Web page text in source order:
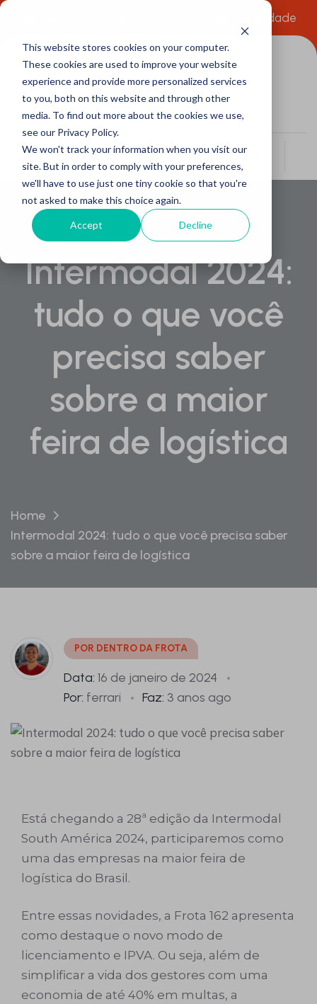
This website stores cookies on your computer.
These cookies are used to improve your website
experience and provide more personalized services
to you, both on this website and through other
media. To find out more about the cookies we use,
see our Privacy Policy.
We won't track your information when you visit our
site. But in order to comply with your preferences,
we'll have to use just one tiny cookie so that you're
not asked to make this choice again.
Accept Decline
Política de Privacidade
Buscar
Intermodal 2024:
tudo o que você
precisa saber
sobre a maior
feira de logística
Home
Intermodal 2024: tudo o que você precisa saber
sobre a maior feira de logística
POR DENTRO DA FROTA
Data: 16 de janeiro de 2024
Por: ferrari Faz: 3 anos ago
Está chegando a 28ª edição da Intermodal
South América 2024, participaremos como
uma das empresas na maior feira de
logística do Brasil.
Entre essas novidades, a Frota 162 apresenta
como destaque o novo modo de
licenciamento e IPVA. Ou seja, além de
simplificar a vida dos gestores com uma
economia de até 40% em multas, a